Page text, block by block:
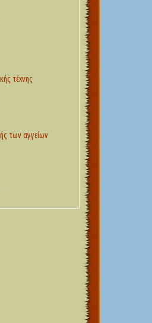
τέχνης
των αγγείων